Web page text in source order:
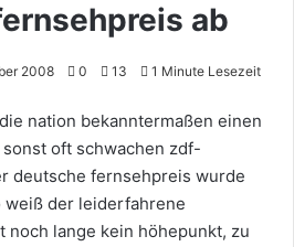
ab
2008 0 13 1 Minute Lesezeit
nation bekanntermaßen einen
oft schwachen zdf-
deutsche fernsehpreis wurde
weiß der leiderfahrene
lange kein höhepunkt, zu